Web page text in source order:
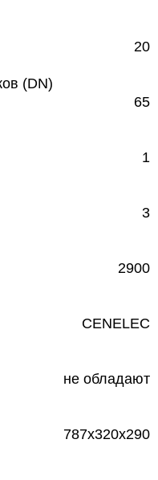
20
(DN)
65
1
3
2900
CENELEC
не обладают
787х320х290